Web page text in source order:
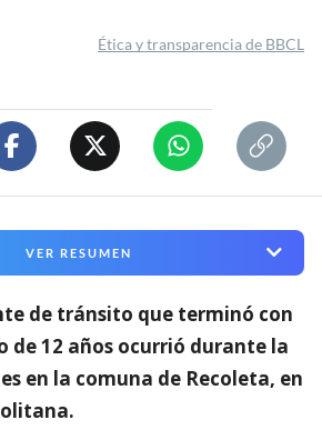
Ética y transparencia de BBCL
VER RESUMEN
de tránsito que terminó con
de 12 años ocurrió durante la
en la comuna de Recoleta, en